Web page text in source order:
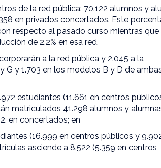
de la red pública: 70.122 alumnos y
en privados concertados. Este
respecto al pasado curso mientras que
de 2,2% en esa red.
a la red pública y 2.045 a la
y 1.703 en los modelos B y D de
estudiantes (11.661 en centros
matriculados 41.298 alumnos y
en concertados; en
(16.999 en centros públicos y
asciende a 8.522 (5.359 en centros